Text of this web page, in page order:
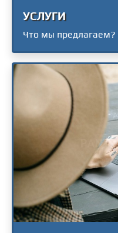
УСЛУГИ
Что мы предлагаем?